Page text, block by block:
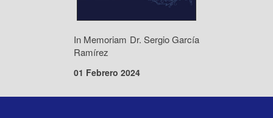
In Memoriam Dr. Sergio García
Ramírez
01 Febrero 2024